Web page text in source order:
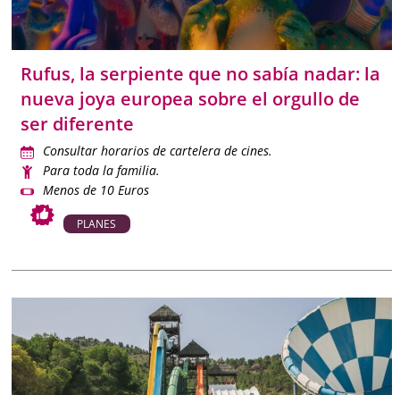
Rufus, la serpiente que no sabía nadar: la
nueva joya europea sobre el orgullo de
ser diferente
Consultar horarios de cartelera de cines.
Para toda la familia.
Menos de 10 Euros
PLANES